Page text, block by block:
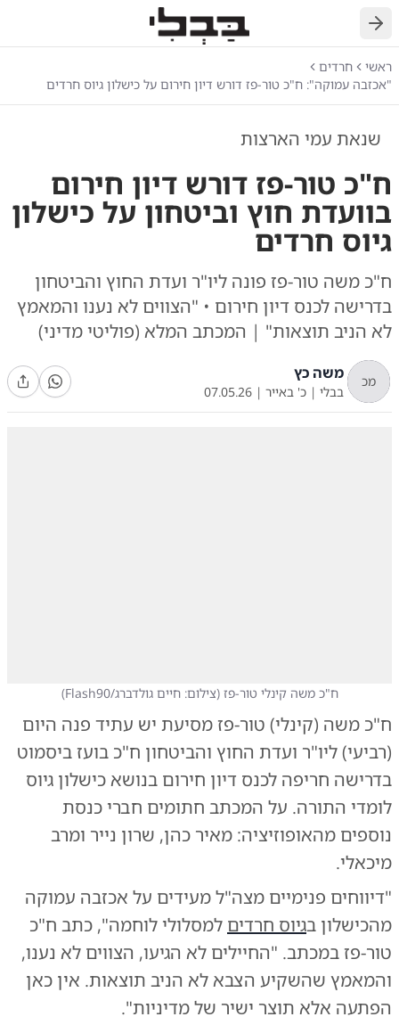
חזרה
ראשי
חרדים
"אכזבה עמוקה": ח"כ טור-פז דורש דיון חירום על כישלון גיוס חרדים
שנאת עמי הארצות
ח"כ טור-פז דורש דיון חירום
בוועדת חוץ וביטחון על כישלון
גיוס חרדים
ח"כ משה טור-פז פונה ליו"ר ועדת החוץ והביטחון
בדרישה לכנס דיון חירום • "הצווים לא נענו והמאמץ
לא הניב תוצאות" | המכתב המלא (פוליטי מדיני)
מכ משה כץ
בבלי | כ' באייר |
07.05.26
ח"כ משה קינלי טור-פז (צילום: חיים גולדברג/Flash90 )
ח"כ משה (קינלי) טור-פז מסיעת יש עתיד פנה היום
(רביעי) ליו"ר ועדת החוץ והביטחון ח"כ בועז ביסמוט
בדרישה חריפה לכנס דיון חירום בנושא כישלון גיוס
לומדי התורה. על המכתב חתומים חברי כנסת
נוספים מהאופוזיציה: מאיר כהן, שרון נייר ומרב
מיכאלי.
"דיווחים פנימיים מצה"ל מעידים על אכזבה עמוקה
מהכישלון בגיוס חרדים למסלולי לוחמה", כתב ח"כ
טור-פז במכתב. "החיילים לא הגיעו, הצווים לא נענו,
והמאמץ שהשקיע הצבא לא הניב תוצאות. אין כאן
הפתעה אלא תוצר ישיר של מדיניות".